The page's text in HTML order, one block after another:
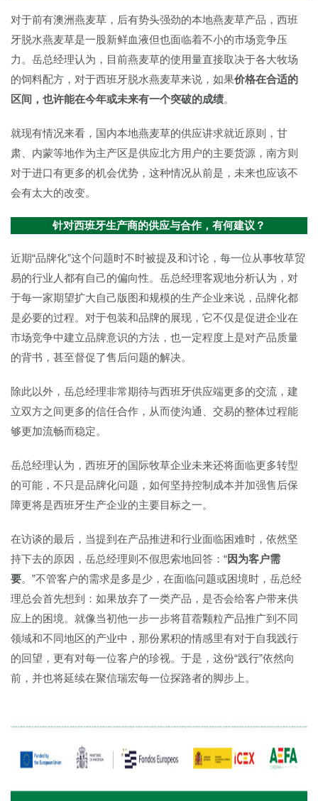
对于前有澳洲燕麦草，后有势头强劲的本地燕麦草产品，西班
牙脱水燕麦草是一股新鲜血液但也面临着不小的市场竞争压
力。岳总经理认为，目前燕麦草的使用量直接取决于各大牧场
的饲料配方，对于西班牙脱水燕麦草来说，如果价格在合适的
区间，也许能在今年或未来有一个突破的成绩。
就现有情况来看，国内本地燕麦草的供应讲求就近原则，甘
肃、内蒙等地作为主产区是供应北方用户的主要货源，南方则
对于进口有更多的机会优势，这种情况从前是，未来也应该不
会有太大的改变。
针对西班牙生产商的供应与合作，有何建议？
近期“品牌化”这个问题时不时被提及和讨论，每一位从事牧草贸
易的行业人都有自己的偏向性。岳总经理客观地分析认为，对
于每一家期望扩大自己版图和规模的生产企业来说，品牌化都
是必要的过程。对于包装和品牌的展现，它不仅是促进企业在
市场竞争中建立品牌意识的方法，也一定程度上是对产品质量
的背书，甚至督促了售后问题的解决。
除此以外，岳总经理非常期待与西班牙供应端更多的交流，建
立双方之间更多的信任合作，从而使沟通、交易的整体过程能
够更加流畅而稳定。
岳总经理认为，西班牙的国际牧草企业未来还将面临更多转型
的可能，不只是品牌化问题，如何坚持控制成本并加强售后保
障更将是西班牙生产企业的主要目标之一。
在访谈的最后，当提到在产品推进和行业面临困难时，依然坚
持下去的原因，岳总经理则不假思索地回答：“因为客户需
要。”不管客户的需求是多是少，在面临问题或困境时，岳总经
理总会首先想到：如果放弃了一类产品，是否会给客户带来供
应上的困境。就像当初他一步一步将苜蓿颗粒产品推广到不同
领域和不同地区的产业中，那份累积的情感里有对于自我践行
的回望，更有对每一位客户的珍视。于是，这份“践行”依然向
前，并也将延续在聚信瑞宏每一位探路者的脚步上。